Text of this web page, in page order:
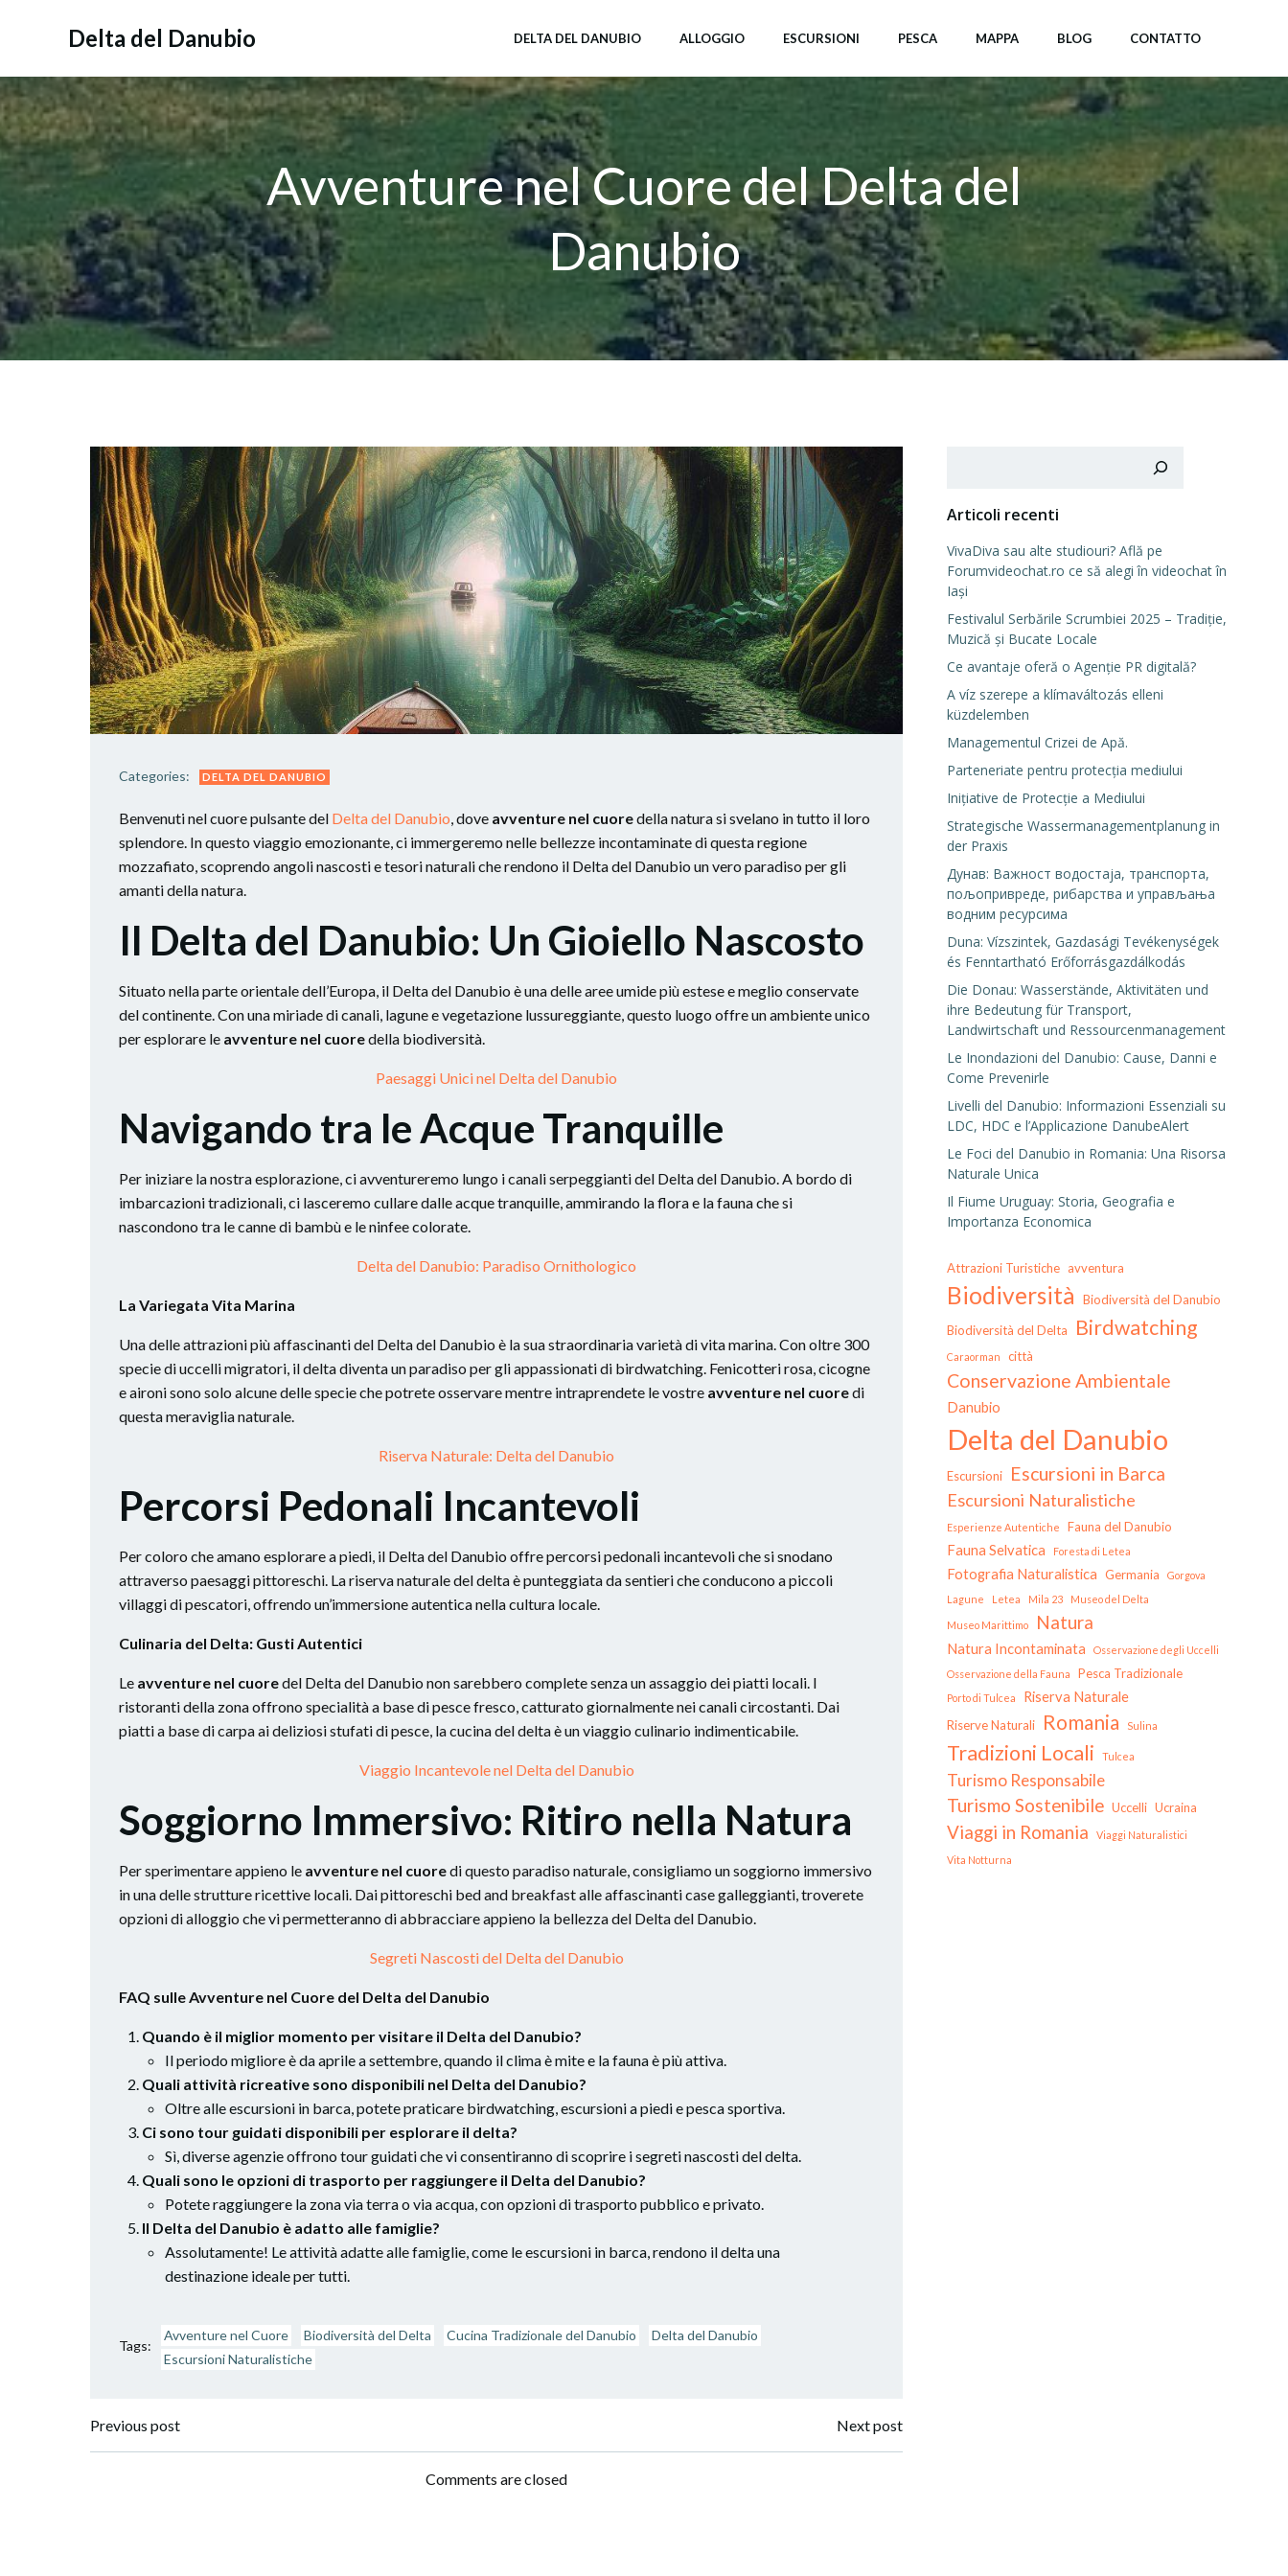
Delta del Danubio DELTA DEL DANUBIO ALLOGGIO ESCURSIONI PESCA MAPPA BLOG CONTATTO
Avventure nel Cuore del Delta del
Danubio
Categories: DELTA DEL DANUBIO
Benvenuti nel cuore pulsante del Delta del Danubio, dove avventure nel cuoredella natura si svelano in tutto il loro
splendore. In questo viaggio emozionante, ci immergeremo nelle bellezze incontaminate di questa regione
mozzafiato, scoprendo angoli nascosti e tesori naturali che rendono il Delta del Danubio un vero paradiso per gli
amanti della natura.
Il Delta del Danubio: Un Gioiello Nascosto
Situato nella parte orientale dell’Europa, il Delta del Danubio è una delle aree umide più estese e meglio conservate
del continente. Con una miriade di canali, lagune e vegetazione lussureggiante, questo luogo offre un ambiente unico
per esplorare le avventure nel cuoredella biodiversità.
Paesaggi Unici nel Delta del Danubio
Navigando tra le Acque Tranquille
Per iniziare la nostra esplorazione, ci avventureremo lungo i canali serpeggianti del Delta del Danubio. A bordo di
imbarcazioni tradizionali, ci lasceremo cullare dalle acque tranquille, ammirando la flora e la fauna che si
nascondono tra le canne di bambù e le ninfee colorate.
Delta del Danubio: Paradiso Ornithologico
La Variegata Vita Marina
Una delle attrazioni più affascinanti del Delta del Danubio è la sua straordinaria varietà di vita marina. Con oltre 300
specie di uccelli migratori, il delta diventa un paradiso per gli appassionati di birdwatching. Fenicotteri rosa, cicogne
e aironi sono solo alcune delle specie che potrete osservare mentre intraprendete le vostre avventure nel cuoredi
questa meraviglia naturale.
Riserva Naturale: Delta del Danubio
Percorsi Pedonali Incantevoli
Per coloro che amano esplorare a piedi, il Delta del Danubio offre percorsi pedonali incantevoli che si snodano
attraverso paesaggi pittoreschi. La riserva naturale del delta è punteggiata da sentieri che conducono a piccoli
villaggi di pescatori, offrendo un’immersione autentica nella cultura locale.
Culinaria del Delta: Gusti Autentici
Le avventure nel cuoredel Delta del Danubio non sarebbero complete senza un assaggio dei piatti locali. I
ristoranti della zona offrono specialità a base di pesce fresco, catturato giornalmente nei canali circostanti. Dai
piatti a base di carpa ai deliziosi stufati di pesce, la cucina del delta è un viaggio culinario indimenticabile.
Viaggio Incantevole nel Delta del Danubio
Soggiorno Immersivo: Ritiro nella Natura
Per sperimentare appieno le avventure nel cuoredi questo paradiso naturale, consigliamo un soggiorno immersivo
in una delle strutture ricettive locali. Dai pittoreschi bed and breakfast alle affascinanti case galleggianti, troverete
opzioni di alloggio che vi permetteranno di abbracciare appieno la bellezza del Delta del Danubio.
Segreti Nascosti del Delta del Danubio
FAQ sulle Avventure nel Cuore del Delta del Danubio
Quando è il miglior momento per visitare il Delta del Danubio?
Il periodo migliore è da aprile a settembre, quando il clima è mite e la fauna è più attiva.
Quali attività ricreative sono disponibili nel Delta del Danubio?
Oltre alle escursioni in barca, potete praticare birdwatching, escursioni a piedi e pesca sportiva.
Ci sono tour guidati disponibili per esplorare il delta?
Sì, diverse agenzie offrono tour guidati che vi consentiranno di scoprire i segreti nascosti del delta.
Quali sono le opzioni di trasporto per raggiungere il Delta del Danubio?
Potete raggiungere la zona via terra o via acqua, con opzioni di trasporto pubblico e privato.
Il Delta del Danubio è adatto alle famiglie?
Assolutamente! Le attività adatte alle famiglie, come le escursioni in barca, rendono il delta una
destinazione ideale per tutti.
Tags:
Avventure nel Cuore Biodiversità del Delta Cucina Tradizionale del Danubio
Delta del Danubio
Escursioni Naturalistiche
Post
Previous post
navigation
Next post
Comments are closed
Articoli recenti
VivaDiva sau alte studiouri? Află pe
Forumvideochat.ro ce să alegi în videochat în
Iași
Festivalul Serbările Scrumbiei 2025 – Tradiție,
Muzică și Bucate Locale
Ce avantaje oferă o Agenție PR digitală?
A víz szerepe a klímaváltozás elleni
küzdelemben
Managementul Crizei de Apă.
Parteneriate pentru protecția mediului
Inițiative de Protecție a Mediului
Strategische Wassermanagementplanung in
der Praxis
Дунав: Важност водостаја, транспорта,
пољопривреде, рибарства и управљања
водним ресурсима
Duna: Vízszintek, Gazdasági Tevékenységek
és Fenntartható Erőforrásgazdálkodás
Die Donau: Wasserstände, Aktivitäten und
ihre Bedeutung für Transport,
Landwirtschaft und Ressourcenmanagement
Le Inondazioni del Danubio: Cause, Danni e
Come Prevenirle
Livelli del Danubio: Informazioni Essenziali su
LDC, HDC e l’Applicazione DanubeAlert
Le Foci del Danubio in Romania: Una Risorsa
Naturale Unica
Il Fiume Uruguay: Storia, Geografia e
Importanza Economica
Attrazioni Turistiche avventura
Biodiversità
Biodiversità del Danubio
Biodiversità del Delta
Birdwatching
Caraorman città
Conservazione Ambientale
Danubio
Delta del Danubio
Escursioni Escursioni in Barca
Escursioni Naturalistiche
Esperienze Autentiche Fauna del Danubio
Fauna Selvatica Foresta di Letea
Fotografia Naturalistica Germania
Gorgova
Lagune
Letea Mila 23 Museo del Delta
Museo Marittimo Natura
Natura Incontaminata
Osservazione degli Uccelli
Osservazione della Fauna
Pesca Tradizionale
Porto di Tulcea Riserva Naturale
Riserve Naturali Romania Sulina
Tradizioni Locali Tulcea
Turismo Responsabile
Turismo Sostenibile Uccelli Ucraina
Viaggi in Romania
Viaggi Naturalistici
Vita Notturna